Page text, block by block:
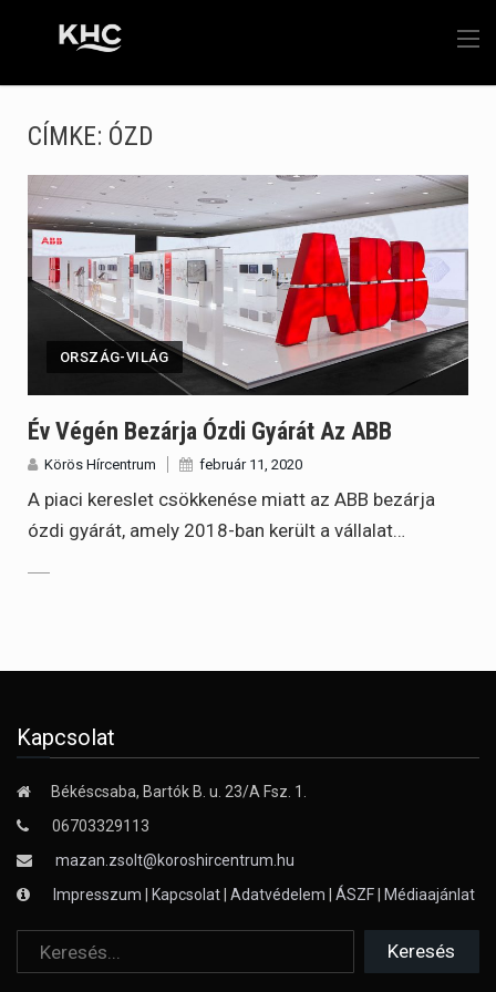
CÍMKE: ÓZD
ORSZÁG-VILÁG
Év Végén Bezárja Ózdi Gyárát Az ABB
Körös Hírcentrum február 11, 2020
A piaci kereslet csökkenése miatt az ABB bezárja
ózdi gyárát, amely 2018-ban került a vállalat…
Kapcsolat
Békéscsaba, Bartók B. u. 23/A Fsz. 1.
06703329113
mazan.zsolt@koroshircentrum.hu
Impresszum
Kapcsolat Adatvédelem ÁSZF Médiaajánlat